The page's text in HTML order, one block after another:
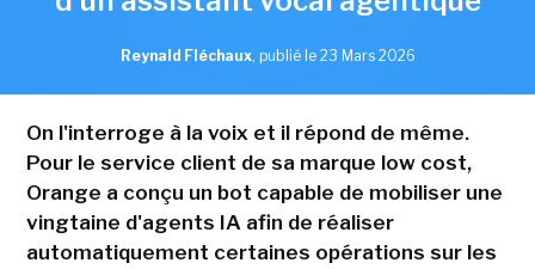
Reynald Fléchaux, publié le 23 Mars 2026
On l'interroge à la voix et il répond de même.
Pour le service client de sa marque low cost,
Orange a conçu un bot capable de mobiliser une
vingtaine d'agents IA afin de réaliser
automatiquement certaines opérations sur les